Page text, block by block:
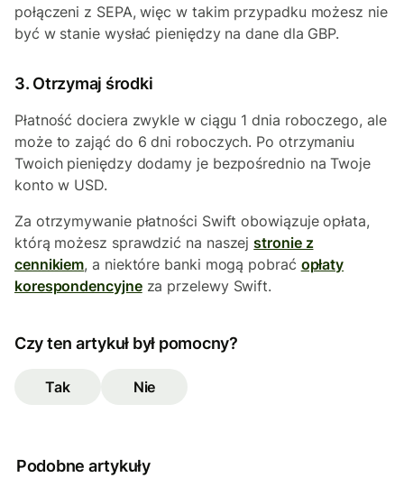
połączeni z SEPA, więc w takim przypadku możesz nie
być w stanie wysłać pieniędzy na dane dla GBP.
3. Otrzymaj środki
Płatność dociera zwykle w ciągu 1 dnia roboczego, ale
może to zająć do 6 dni roboczych. Po otrzymaniu
Twoich pieniędzy dodamy je bezpośrednio na Twoje
konto w USD.
Za otrzymywanie płatności Swift obowiązuje opłata,
którą możesz sprawdzić na naszejstronie z
cennikiem, a niektóre banki mogą pobrać opłaty
korespondencyjneza przelewy Swift.
Czy ten artykuł był pomocny?
Tak Nie
Podobne artykuły